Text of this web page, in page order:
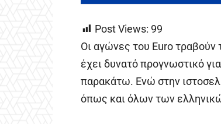
Post Views: 99
Οι αγώνες του Euro τραβούν
έχει δυνατό προγνωστικό
παρακάτω. Ενώ στην
όπως και όλων των